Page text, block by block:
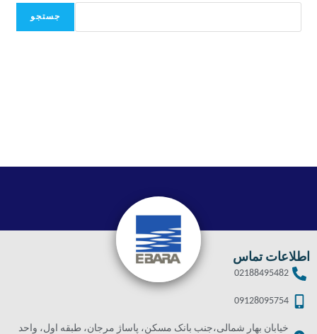
جستجو
اطلاعات تماس
02188495482
09128095754
خیابان بهار شمالی،جنب بانک مسکن، پاساژ مرجان، طبقه اول، واحد